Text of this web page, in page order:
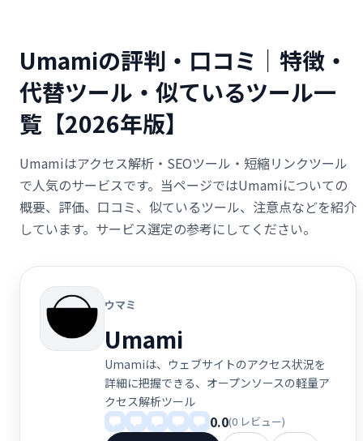
Umamiの評判・口コミ｜特徴・
代替ツール・似ているツール一
覧【2026年版】
Umamiはアクセス解析・SEOツール・短縮リンクツール
で人気のサービスです。当ページではUmamiについての
概要、評価、口コミ、似ているツール、注意点などを紹介
しています。サービス選定の参考にしてください。
ウマミ
Umami
Umamiは、ウェブサイトのアクセス状況を
詳細に把握できる、オープンソースの軽量ア
クセス解析ツール
0.0(0 レビュー)